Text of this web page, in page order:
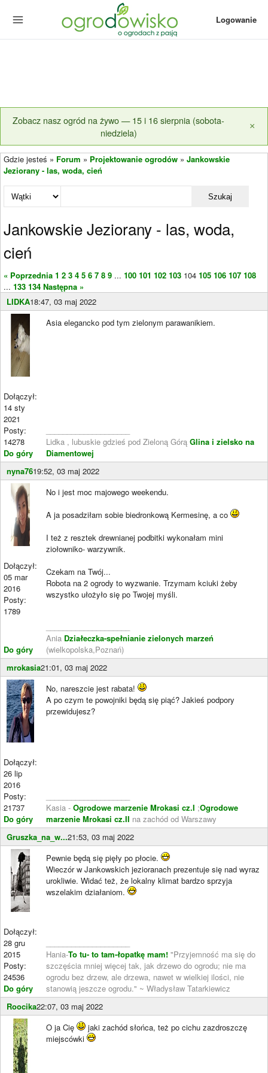
Logowanie
Zobacz nasz ogród na żywo — 15 i 16 sierpnia (sobota-
niedziela)
×
Gdzie jesteś » Forum » Projektowanie ogrodów » Jankowskie
Jeziorany - las, woda, cień
Szukaj
Jankowskie Jeziorany - las, woda,
cień
« Poprzednia 1 2 3 4 5 6 7 8 9 ... 100 101 102 103 104 105 106 107 108
... 133 134 Następna »
LIDKA18:47, 03 maj 2022
Dołączył:
14 sty
2021
Posty:
14278
Do góry
Asia elegancko pod tym zielonym parawanikiem.
Lidka , lubuskie gdzieś pod Zieloną Górą Glina i zielsko na
Diamentowej
nyna7619:52, 03 maj 2022
Dołączył:
05 mar
2016
Posty:
1789
Do góry
No i jest moc majowego weekendu.
A ja posadziłam sobie biedronkową Kermesinę, a co
I też z resztek drewnianej podbitki wykonałam mini
ziołowniko- warzywnik.
Czekam na Twój...
Robota na 2 ogrody to wyzwanie. Trzymam kciuki żeby
wszystko ułożyło się po Twojej myśli.
Ania Działeczka-spełnianie zielonych marzeń
(wielkopolska,Poznań)
mrokasia21:01, 03 maj 2022
Dołączył:
26 lip
2016
Posty:
21737
Do góry
No, nareszcie jest rabata!
A po czym te powojniki będą się piąć? Jakieś podpory
przewidujesz?
Kasia - Ogrodowe marzenie Mrokasi cz.I ;Ogrodowe
marzenie Mrokasi cz.II na zachód od Warszawy
Gruszka_na_w...21:53, 03 maj 2022
Dołączył:
28 gru
2015
Posty:
24536
Do góry
Pewnie będą się pięły po płocie.
Wieczór w Jankowskich jezioranach prezentuje się nad wyraz
urokliwie. Widać też, że lokalny klimat bardzo sprzyja
wszelakim działaniom.
Hania-To tu- to tam-łopatkę mam! "Przyjemność ma się do
szczęścia mniej więcej tak, jak drzewo do ogrodu; nie ma
ogrodu bez drzew, ale drzewa, nawet w wielkiej ilości, nie
stanowią jeszcze ogrodu." ~ Władysław Tatarkiewicz
Roocika22:07, 03 maj 2022
O ja Cię
jaki zachód słońca, też po cichu zazdroszczę
miejscówki